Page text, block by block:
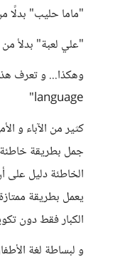
"ماما حليب" بدلًا
"علي لعبة" بدلأ
language"
كثير من الآباء و
جمل بطريقة
الخاطئة دليل على
يعمل بطريقة
الكبار فقط دون
و لبساطة لغة